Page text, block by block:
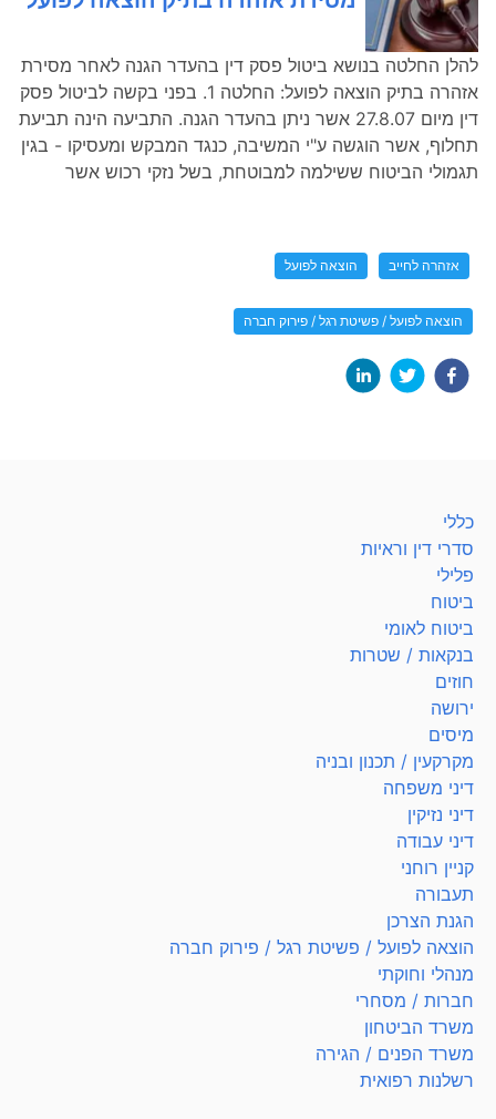
להלן החלטה בנושא ביטול פסק דין בהעדר הגנה לאחר מסירת
אזהרה בתיק הוצאה לפועל: החלטה 1. בפני בקשה לביטול פסק
דין מיום 27.8.07 אשר ניתן בהעדר הגנה. התביעה הינה תביעת
תחלוף, אשר הוגשה ע"י המשיבה, כנגד המבקש ומעסיקו - בגין
תגמולי הביטוח ששילמה למבוטחת, בשל נזקי רכוש אשר
אזהרה לחייב הוצאה לפועל
הוצאה לפועל / פשיטת רגל / פירוק חברה
כללי
סדרי דין וראיות
פלילי
ביטוח
ביטוח לאומי
בנקאות / שטרות
חוזים
ירושה
מיסים
מקרקעין / תכנון ובניה
דיני משפחה
דיני נזיקין
דיני עבודה
קניין רוחני
תעבורה
הגנת הצרכן
הוצאה לפועל / פשיטת רגל / פירוק חברה
מנהלי וחוקתי
חברות / מסחרי
משרד הביטחון
משרד הפנים / הגירה
רשלנות רפואית